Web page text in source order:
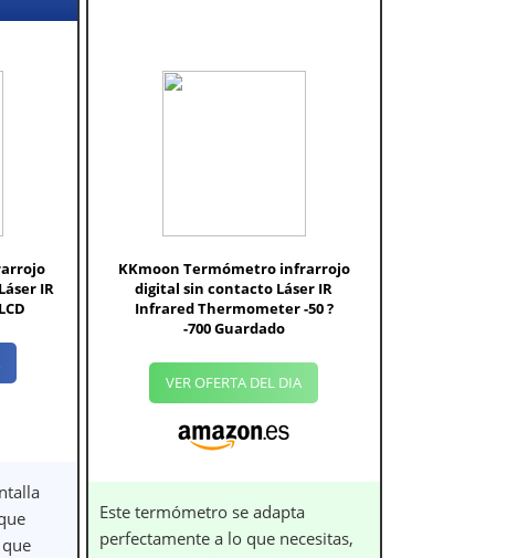
IR
KKmoon Termómetro infrarrojo
digital sin contacto Láser IR
Infrared Thermometer -50 ?
-700 Guardado
VER OFERTA DEL DIA
Este termómetro se adapta
perfectamente a lo que necesitas,